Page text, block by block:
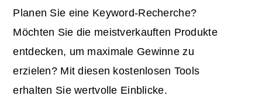
Planen Sie eine Keyword-Recherche?
Möchten Sie die meistverkauften Produkte
entdecken, um maximale Gewinne zu
erzielen? Mit diesen kostenlosen Tools
erhalten Sie wertvolle Einblicke.